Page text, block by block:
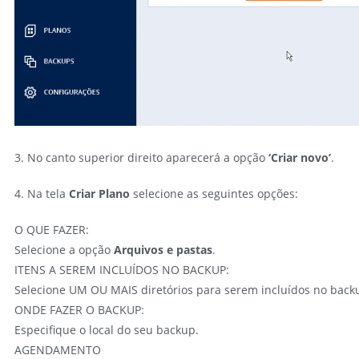
3. No canto superior direito aparecerá a opção ‘Criar novo’.
4. Na tela Criar Plano selecione as seguintes opções:
O QUE FAZER:
Selecione a opção Arquivos e pastas.
ITENS A SEREM INCLUÍDOS NO BACKUP:
Selecione UM OU MAIS diretórios para serem incluídos no
ONDE FAZER O BACKUP:
Especifique o local do seu backup.
AGENDAMENTO